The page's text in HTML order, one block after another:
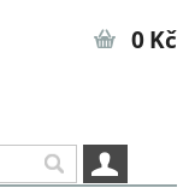
0 Kč